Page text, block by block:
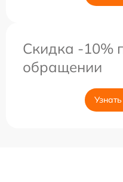
Скидка -10%
обращении